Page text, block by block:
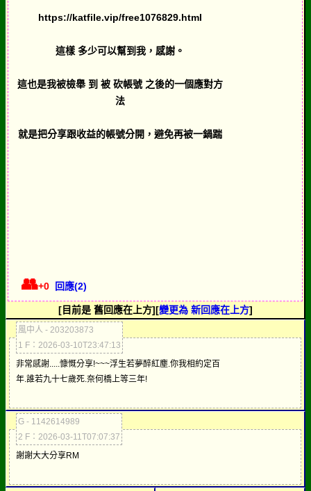
https://katfile.vip/free1076829.html
這樣 多少可以幫到我，感謝。
這也是我被檢舉 到 被 砍帳號 之後的一個應對方
法
就是把分享跟收益的帳號分開，避免再被一鍋踹
👥+0 回應(2)
[目前是 舊回應在上方][變更為 新回應在上方]
風中人 - 203203873
1 F：2026-03-10T23:47:13
非常感謝.....慷慨分享!~~~浮生若夢醉紅塵.你我相約定百
年.誰若九十七歲死.奈何橋上等三年!
G - 1142614989
2 F：2026-03-11T07:07:37
謝謝大大分享RM